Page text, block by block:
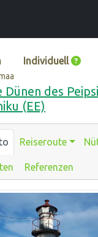
Individuell
des
(EE)
Reiseroute
Referenzen